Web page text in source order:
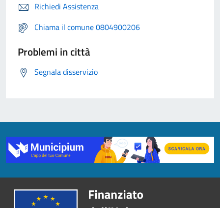
Richiedi Assistenza
Chiama il comune 0804900206
Problemi in città
Segnala disservizio